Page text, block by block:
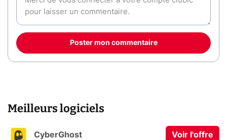
Poster mon commentaire
Meilleurs logiciels
CyberGhost Voir l'offre